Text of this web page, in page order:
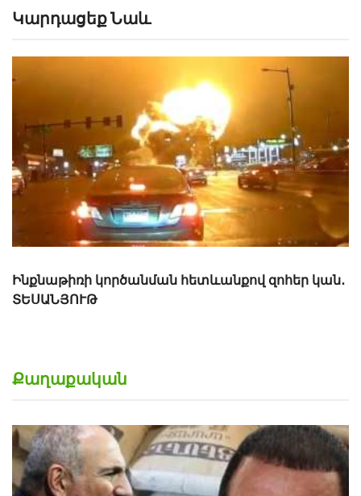
Կարդացեք Նաև
Ինքնաթիռի կործանման հետևանքով զոհեր կան․
ՏԵՍԱՆՅՈՒԹ
Քաղաքական